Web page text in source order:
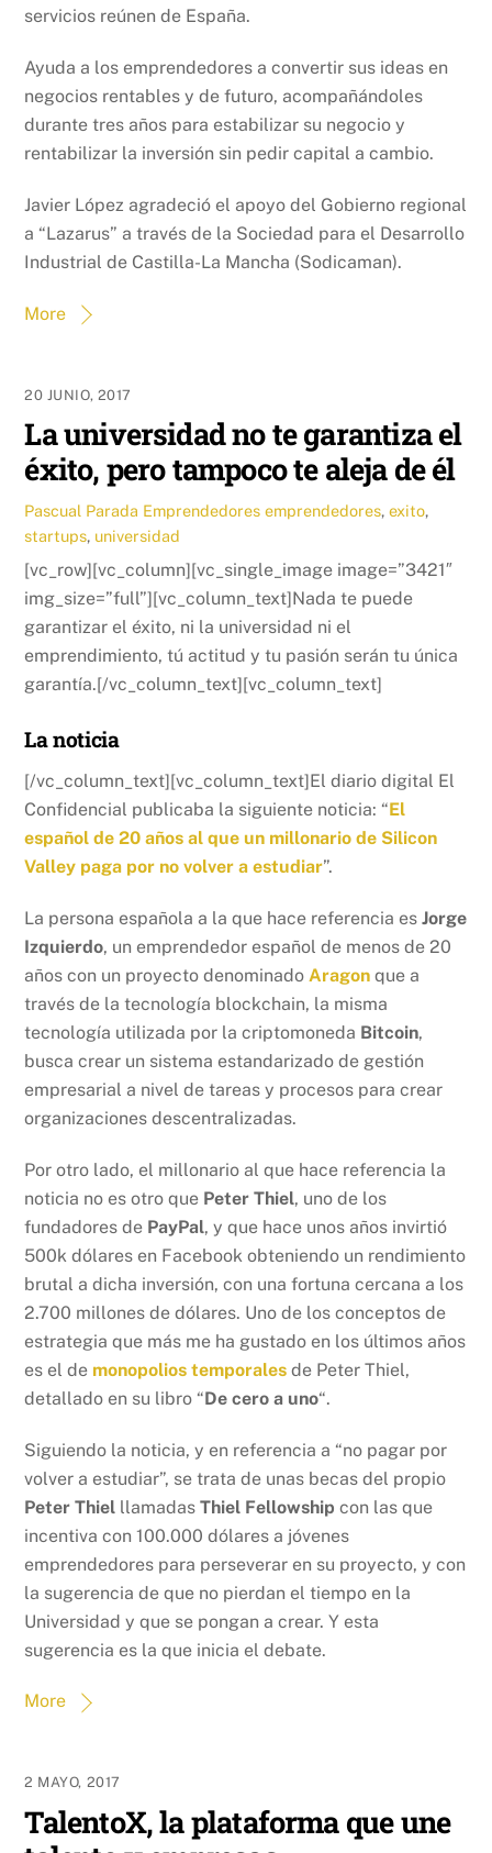
servicios reúnen de España.
Ayuda a los emprendedores a convertir sus ideas en
negocios rentables y de futuro, acompañándoles
durante tres años para estabilizar su negocio y
rentabilizar la inversión sin pedir capital a cambio.
Javier López agradeció el apoyo del Gobierno regional
a “Lazarus” a través de la Sociedad para el Desarrollo
Industrial de Castilla-La Mancha (Sodicaman).
More
20 JUNIO, 2017
La universidad no te garantiza el
éxito, pero tampoco te aleja de él
Pascual Parada Emprendedores emprendedores,exito,
startups, universidad
[vc_row][vc_column][vc_single_image image=”3421″
img_size=”full”][vc_column_text]Nada te puede
garantizar el éxito, ni la universidad ni el
emprendimiento, tú actitud y tu pasión serán tu única
garantía.[/vc_column_text][vc_column_text]
La noticia
[/vc_column_text][vc_column_text]El diario digital El
Confidencial publicaba la siguiente noticia: “El
español de 20 años al que un millonario de Silicon
Valley paga por no volver a estudiar”.
La persona española a la que hace referencia esJorge
Izquierdo, un emprendedor español de menos de 20
años con un proyecto denominadoAragon que a
través de la tecnología blockchain, la misma
tecnología utilizada por la criptomoneda Bitcoin,
busca crear un sistema estandarizado de gestión
empresarial a nivel de tareas y procesos para crear
organizaciones descentralizadas.
Por otro lado, el millonario al que hace referencia la
noticia no es otro que Peter Thiel, uno de los
fundadores de PayPal, y que hace unos años invirtió
500k dólares en Facebook obteniendo un rendimiento
brutal a dicha inversión, con una fortuna cercana a los
2.700 millones de dólares. Uno de los conceptos de
estrategia que más me ha gustado en los últimos años
es el de monopolios temporales de Peter Thiel,
detallado en su libro “De cero a uno“.
Siguiendo la noticia, y en referencia a “no pagar por
volver a estudiar”, se trata de unas becas del propio
Peter Thiel llamadasThiel Fellowship con las que
incentiva con 100.000 dólares a jóvenes
emprendedores para perseverar en su proyecto, y con
la sugerencia de que no pierdan el tiempo en la
Universidad y que se pongan a crear. Y esta
sugerencia es la que inicia el debate.
More
2 MAYO, 2017
TalentoX, la plataforma que une